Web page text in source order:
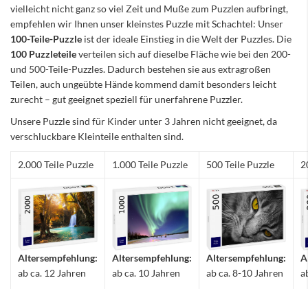
vielleicht nicht ganz so viel Zeit und Muße zum Puzzlen aufbringt,
empfehlen wir Ihnen unser kleinstes Puzzle mit Schachtel: Unser
100-Teile-Puzzle ist der ideale Einstieg in die Welt der Puzzles. Die
100 Puzzleteileverteilen sich auf dieselbe Fläche wie bei den 200-
und 500-Teile-Puzzles. Dadurch bestehen sie aus extragroßen
Teilen, auch ungeübte Hände kommend damit besonders leicht
zurecht – gut geeignet speziell für unerfahrene Puzzler.
Unsere Puzzle sind für Kinder unter 3 Jahren nicht geeignet, da
verschluckbare Kleinteile enthalten sind.
2.000 Teile Puzzle 1.000 Teile Puzzle 500 Teile Puzzle
Altersempfehlung:
ab ca. 12 Jahren
Altersempfehlung:
ab ca. 10 Jahren
Altersempfehlung:
ab ca. 8-10 Jahren